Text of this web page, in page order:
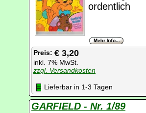
ordentlich
Preis: € 3,20
inkl. 7% MwSt.
zzgl. Versandkosten
Lieferbar in 1-3 Tagen
GARFIELD - Nr. 1/89